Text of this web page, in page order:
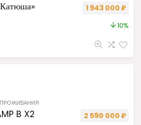
1 943 000 ₽
10%
B X2 2 590 000 ₽